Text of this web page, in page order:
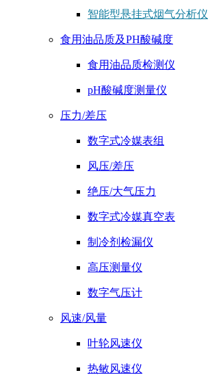
智能型悬挂式烟气分析仪
食用油品质及PH酸碱度
食用油品质检测仪
pH酸碱度测量仪
压力/差压
数字式冷媒表组
风压/差压
绝压/大气压力
数字式冷媒真空表
制冷剂检漏仪
高压测量仪
数字气压计
风速/风量
叶轮风速仪
热敏风速仪